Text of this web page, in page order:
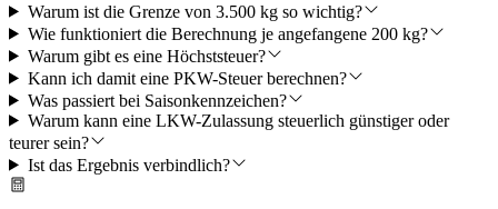
Warum ist die Grenze von 3.500 kg so wichtig?
Wie funktioniert die Berechnung je angefangene 200 kg?
Warum gibt es eine Höchststeuer?
Kann ich damit eine PKW-Steuer berechnen?
Was passiert bei Saisonkennzeichen?
Warum kann eine LKW-Zulassung steuerlich günstiger oder
teurer sein?
Ist das Ergebnis verbindlich?